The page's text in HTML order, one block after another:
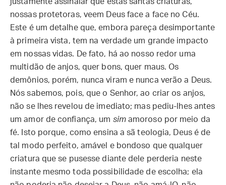
nossas protetoras, veem Deus face a face no Céu.
Este é um detalhe que, embora pareça desimportante
à primeira vista, tem na verdade um grande impacto
em nossas vidas. De fato, há ao nosso redor uma
multidão de anjos, quer bons, quer maus. Os
demônios, porém, nunca viram e nunca verão a Deus.
Nós sabemos, pois, que o Senhor, ao criar os anjos,
não se lhes revelou de imediato; mas pediu-lhes antes
um amor de confiança, um simamoroso por meio da
fé. Isto porque, como ensina a sã teologia, Deus é de
tal modo perfeito, amável e bondoso que qualquer
criatura que se pusesse diante dele perderia neste
instante mesmo toda possibilidade de escolha; ela